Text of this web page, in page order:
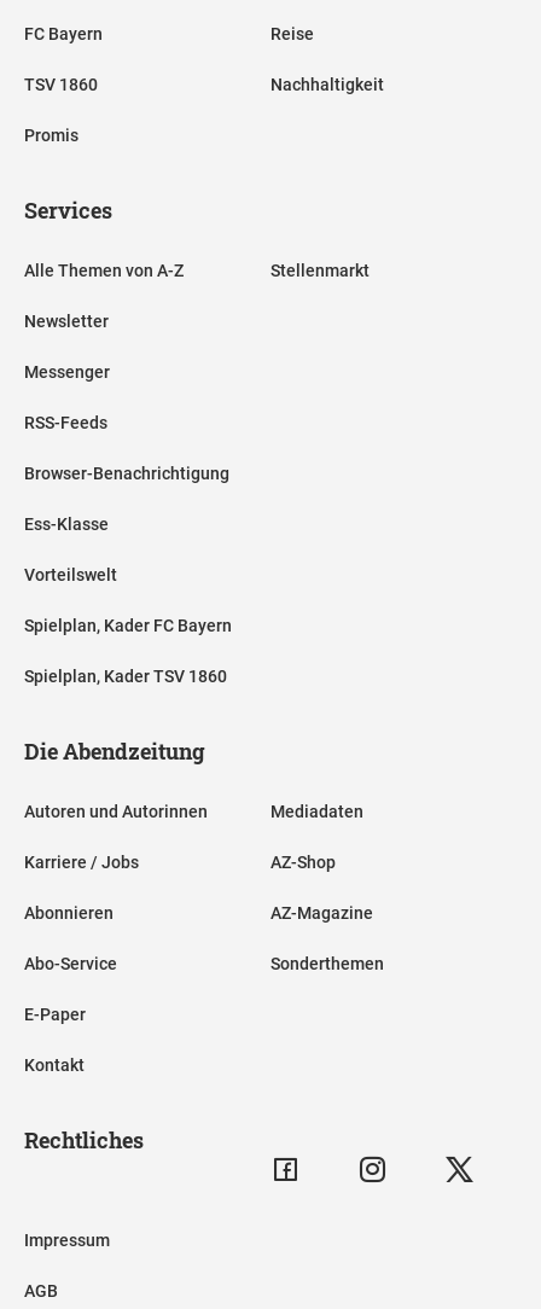
FC Bayern
TSV 1860
Promis
Reise
Nachhaltigkeit
Services
Alle Themen von A-Z
Newsletter
Messenger
RSS-Feeds
Browser-Benachrichtigung
Ess-Klasse
Vorteilswelt
Spielplan, Kader FC Bayern
Spielplan, Kader TSV 1860
Stellenmarkt
Die Abendzeitung
Autoren und Autorinnen
Karriere / Jobs
Abonnieren
Abo-Service
E-Paper
Kontakt
Mediadaten
AZ-Shop
AZ-Magazine
Sonderthemen
Rechtliches
Impressum
AGB